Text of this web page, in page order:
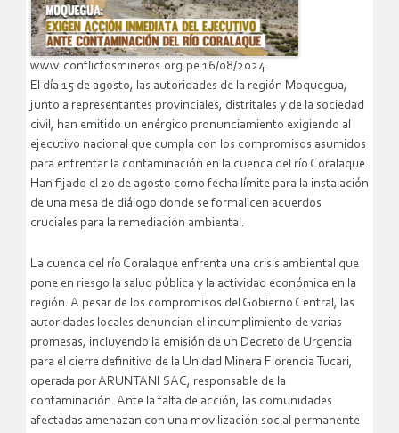
www.conflictosmineros.org.pe 16/08/2024
El día 15 de agosto, las autoridades de la región Moquegua,
junto a representantes provinciales, distritales y de la sociedad
civil, han emitido un enérgico pronunciamiento exigiendo al
ejecutivo nacional que cumpla con los compromisos asumidos
para enfrentar la contaminación en la cuenca del río Coralaque.
Han fijado el 20 de agosto como fecha límite para la instalación
de una mesa de diálogo donde se formalicen acuerdos
cruciales para la remediación ambiental.
La cuenca del río Coralaque enfrenta una crisis ambiental que
pone en riesgo la salud pública y la actividad económica en la
región. A pesar de los compromisos del Gobierno Central, las
autoridades locales denuncian el incumplimiento de varias
promesas, incluyendo la emisión de un Decreto de Urgencia
para el cierre definitivo de la Unidad Minera Florencia Tucari,
operada por ARUNTANI SAC, responsable de la
contaminación. Ante la falta de acción, las comunidades
afectadas amenazan con una movilización social permanente